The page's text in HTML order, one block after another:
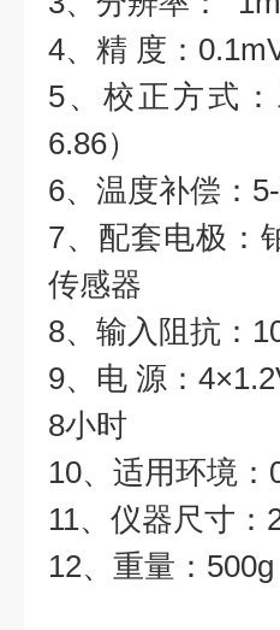
4、精 度：
5、校正方式
6.86）
6、温度补偿：
7、配套电极：
传感器
8、输入阻抗：
9、电 源：
8小时
10、适用环境
11、仪器尺寸：
12、重量：500g